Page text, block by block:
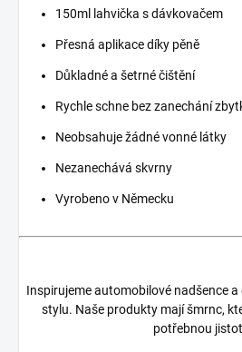
150ml lahvička s dávkovačem
Přesná aplikace díky pěně
Důkladné a šetrné čištění
Rychle schne bez zanechání
Neobsahuje žádné vonné látky
Nezanechává skvrny
Vyrobeno v Německu
Inspirujeme automobilové nadšence
stylu. Naše produkty mají šmrnc,
potřebnou